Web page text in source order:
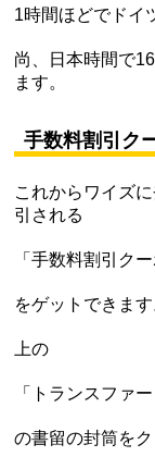
1時間ほどでドイ
尚、日本時間で
ます。
手数料割引ク
これからワイズ
引される
「手数料割引クー
をゲットできます
上の
「トランスファー
の書留の封筒をク